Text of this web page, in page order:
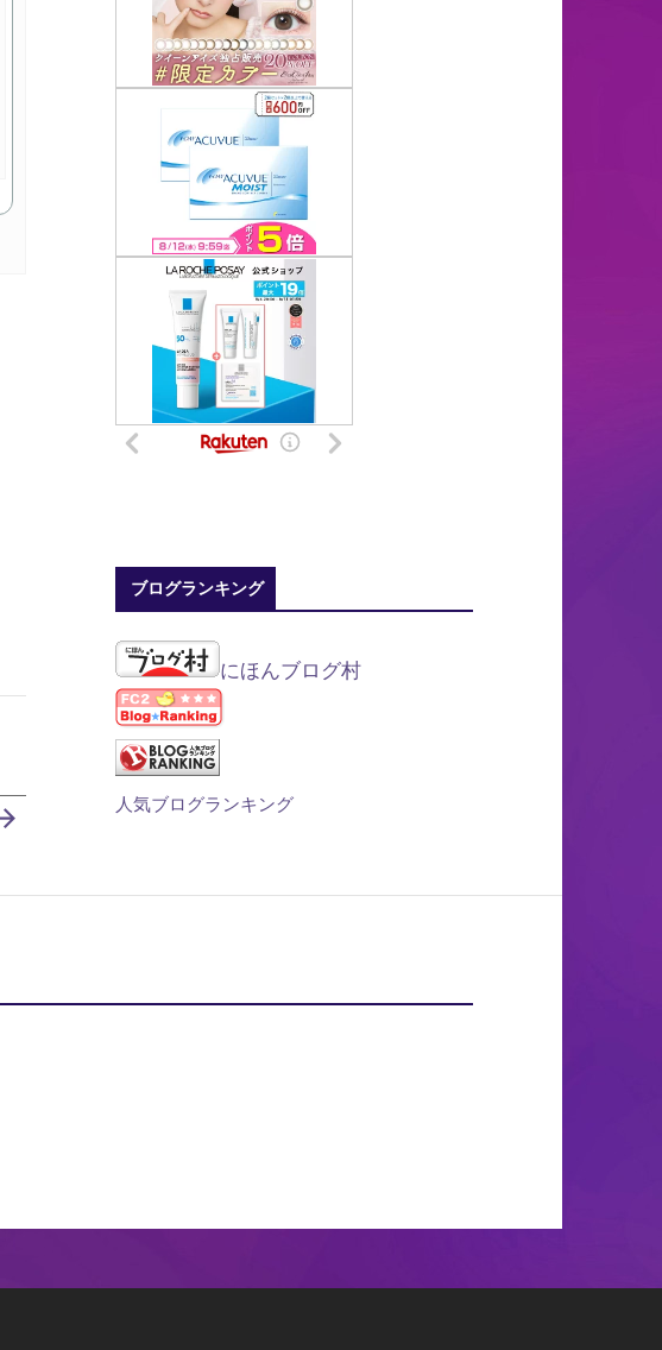
ブログランキング
にほんブログ村
人気ブログランキング